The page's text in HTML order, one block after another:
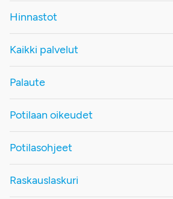
Hinnastot
Kaikki palvelut
Palaute
Potilaan oikeudet
Potilasohjeet
Raskauslaskuri